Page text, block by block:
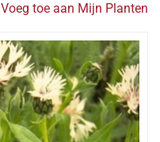
Voeg toe aan Mijn Planten